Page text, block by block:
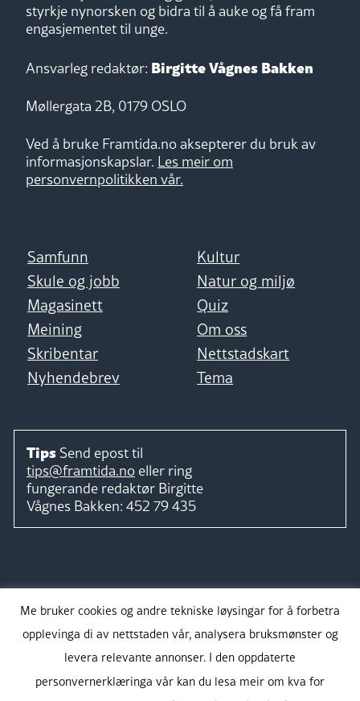
styrkje nynorsken og bidra til å auke og få fram
engasjementet til unge.
Ansvarleg redaktør: Birgitte Vågnes Bakken
Møllergata 2B, 0179 OSLO
Ved å bruke Framtida.no aksepterer du bruk av
informasjonskapslar. Les meir om
personvernpolitikken vår.
Samfunn
Kultur
Skule og jobb
Natur og miljø
Magasinett
Quiz
Meining
Om oss
Skribentar
Nettstadskart
Nyhendebrev
Tema
Tips Send epost til
tips@framtida.no eller ring
fungerande redaktør Birgitte
Vågnes Bakken: 452 79 435
Takk for støtta:
Me bruker cookies og andre tekniske løysingar for å forbetra
opplevinga di av nettstaden vår, analysera bruksmønster og
levera relevante annonser. I den oppdaterte
personvernerklæringa vår kan du lesa meir om kva for